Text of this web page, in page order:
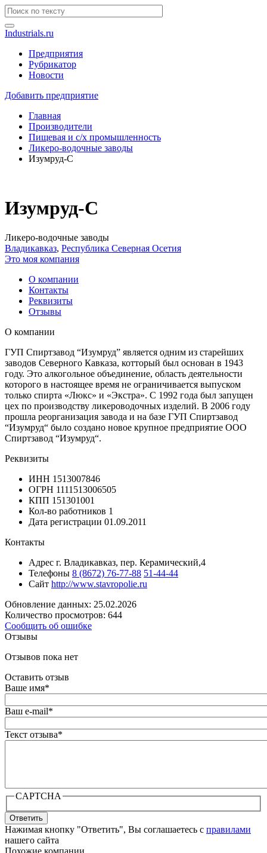
Industrials.ru
Предприятия
Рубрикатор
Новости
Добавить предприятие
Главная
Производители
Пищевая и с/х промышленность
Ликеро-водочные заводы
Изумруд-С
Изумруд-С
Ликеро-водочные заводы
Владикавказ, Республика Северная Осетия
Это моя компания
О компании
Контакты
Реквизиты
Отзывы
О компании
ГУП Спиртзавод “Изумруд” является одним из старейших
заводов Северного Кавказа, котторый был основан в 1943
году. Это алкогольное объединение, область деятельности
которого в настоящее время не ограничивается выпуском
только спирта «Люкс» и «Экстра». С 1992 года был запущен
цех по производству ликероводочных изделий. В 2006 году
прошла реорганизация завода и на базе ГУП Спиртзавод
“Изумруд“ было создано новое крупное предприятие ООО
Спиртзавод “Изумруд“.
Реквизиты
ИНН 1513007846
ОГРН 1111513006505
КПП 151301001
Кол-во работников 1
Дата регистрации 01.09.2011
Контакты
Адрес г. Владикавказ, пер. Керамический,4
Телефоны 8 (8672) 76-77-88 51-44-44
Сайт http://www.stavropolie.ru
Обновление данных: 25.02.2026
Количество просмотров: 644
Сообщить об ошибке
Отзывы
Отзывов пока нет
Оставить отзыв
Ваше имя*
Ваш e-mail*
Текст отзыва*
CAPTCHA
Ответить
Нажимая кнопку "Ответить", Вы соглашаетесь с правилами
нашего сайта